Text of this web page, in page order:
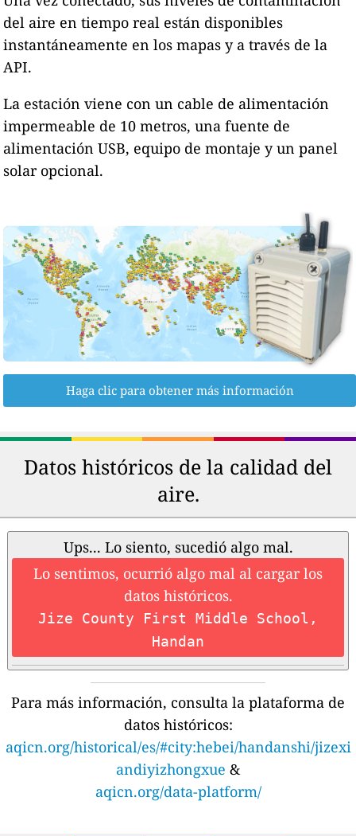
del aire en tiempo real están disponibles
instantáneamente en los mapas y a través de la
API.
La estación viene con un cable de alimentación
impermeable de 10 metros, una fuente de
alimentación USB, equipo de montaje y un panel
solar opcional.
Haga clic para obtener más información
Datos históricos de la calidad del
aire.
Ups... Lo siento, sucedió algo mal.
Lo sentimos, ocurrió algo mal al cargar los
datos históricos.
Jize County First Middle School,
Handan
Para más información, consulta la plataforma de
datos históricos:
aqicn.org/historical/es/#city:hebei/handanshi/jizexi
andiyizhongxue &
aqicn.org/data-platform/